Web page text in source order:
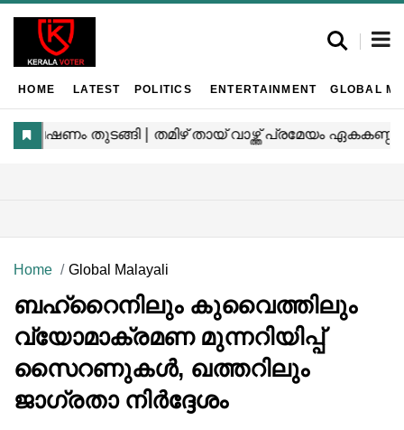
HOME LATEST POLITICS ENTERTAINMENT GLOBAL
Home Global Malayali
ബഹ്റൈനിലും കുവൈത്തിലും
വ്യോമാക്രമണ മുന്നറിയിപ്പ്
സൈറണുകൾ, ഖത്തറിലും
ജാഗ്രതാ നിർദ്ദേശം